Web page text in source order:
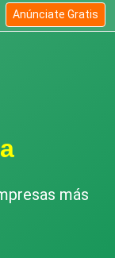
Anúnciate Gratis
más